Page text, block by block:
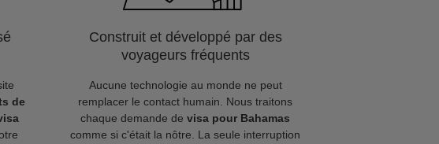
de
Construit et développé par des
voyageurs fréquents
Aucune technologie au monde ne peut
remplacer le contact humain. Nous traitons
chaque demande de visa pour Bahamas
comme si c'était la nôtre. La seule interruption